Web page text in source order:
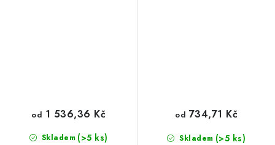
Skladem (>5 ks)
od 1 536,36 Kč
Skladem (>5 ks)
od 734,71 Kč